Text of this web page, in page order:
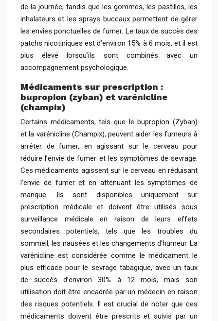
de la journée, tandis que les gommes, les pastilles, les
inhalateurs et les sprays buccaux permettent de gérer
les envies ponctuelles de fumer. Le taux de succès des
patchs nicotiniques est d’environ 15% à 6 mois, et il est
plus élevé lorsqu’ils sont combinés avec un
accompagnement psychologique.
Médicaments sur prescription :
bupropion (zyban) et varénicline
(champix)
Certains médicaments, tels que le bupropion (Zyban)
et la varénicline (Champix), peuvent aider les fumeurs à
arrêter de fumer, en agissant sur le cerveau pour
réduire l’envie de fumer et les symptômes de sevrage.
Ces médicaments agissent sur le cerveau en réduisant
l’envie de fumer et en atténuant les symptômes de
manque. Ils sont disponibles uniquement sur
prescription médicale et doivent être utilisés sous
surveillance médicale en raison de leurs effets
secondaires potentiels, tels que les troubles du
sommeil, les nausées et les changements d’humeur. La
varénicline est considérée comme le médicament le
plus efficace pour le sevrage tabagique, avec un taux
de succès d’environ 30% à 12 mois, mais son
utilisation doit être encadrée par un médecin en raison
des risques potentiels. Il est crucial de noter que ces
médicaments doivent être prescrits et suivis par un